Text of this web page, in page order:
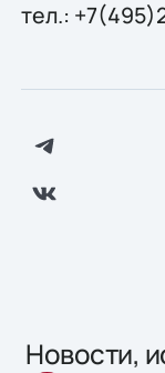
тел.:
Новости,